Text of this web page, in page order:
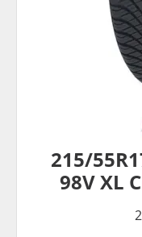
215/
98V XL